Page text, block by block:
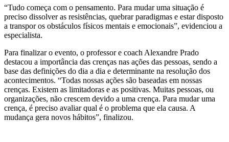
“Tudo começa com o pensamento. Para mudar uma situação é
preciso dissolver as resistências, quebrar paradigmas e estar disposto
a transpor os obstáculos físicos mentais e emocionais”, evidenciou a
especialista.
Para finalizar o evento, o professor e coach Alexandre Prado
destacou a importância das crenças nas ações das pessoas, sendo a
base das definições do dia a dia e determinante na resolução dos
acontecimentos. “Todas nossas ações são baseadas em nossas
crenças. Existem as limitadoras e as positivas. Muitas pessoas, ou
organizações, não crescem devido a uma crença. Para mudar uma
crença, é preciso avaliar qual é o problema que ela causa. A
mudança gera novos hábitos”, finalizou.